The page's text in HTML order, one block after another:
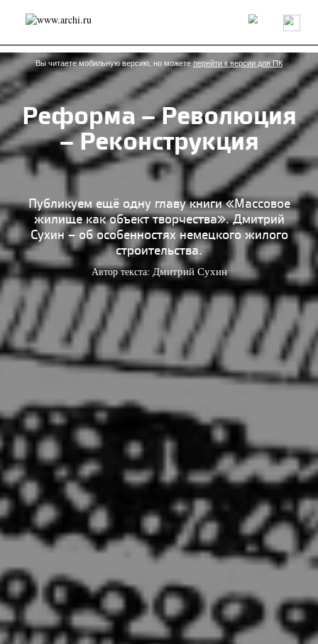
Россия Мир Технологии Интерьер Пресса
Архитекторы
Проекты
Конкурсы События Книги Вакансии
send.project Анонсы конкурсов
Блог
Журнал
Интервью Исследование
Мнение
Обзор
Объект
Результаты конкурса
Репортаж
Рецензия Архитектура
Выставка
Иностранцы в России
Интерьер
Книги
Наследие Образование
Урбанистика
Эко
Вы читаете мобильную версию, но можетеперейти к версии для ПК
Реформа – Революция
– Реконструкция
Публикуем ещё одну главу книги «Массовое
жилище как объект творчества». Дмитрий
Сухин – об особенностях немецкого жилого
строительства.
Автор текста: Дмитрий Сухин